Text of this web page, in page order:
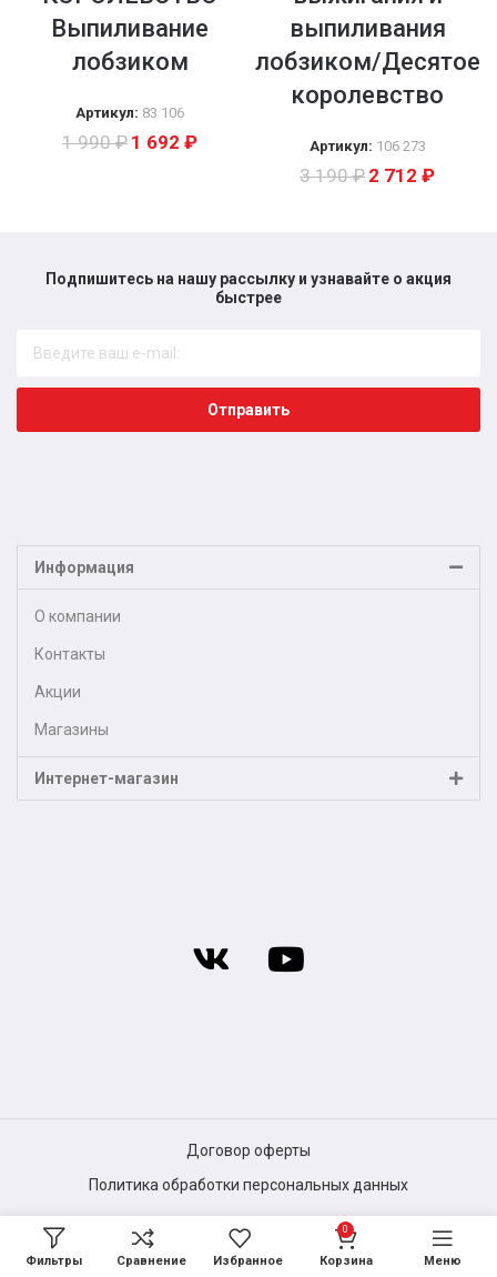
Выпиливание
лобзиком
Артикул: 83 106
1 990₽ 1 692 ₽
выпиливания
лобзиком/Десятое
королевство
Артикул: 106 273
3 190₽ 2 712 ₽
Подпишитесь на нашу рассылку и узнавайте о акция
быстрее​
Отправить
Информация
О компании
Контакты
Акции
Магазины
Интернет-магазин
Договор оферты
Политика обработки персональных данных
Фильтры Сравнение Избранное
0
Корзина Меню